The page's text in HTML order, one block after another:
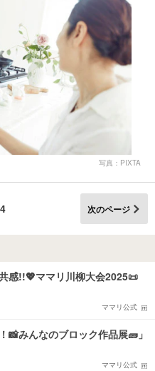
写真：PIXTA
次のページ
感!!💖ママリ川柳大会2025📜
ママリ公式
📸みんなのブロック作品展🧱」
ママリ公式